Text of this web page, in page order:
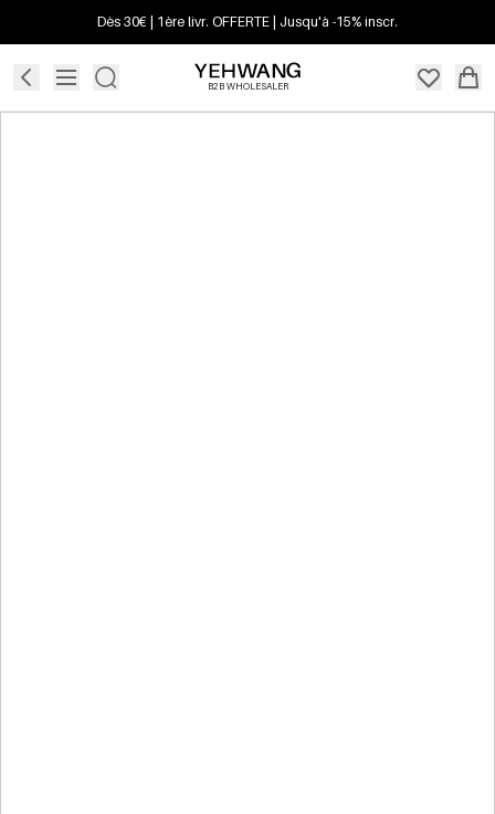
Dès 30€ | 1ère livr. OFFERTE | Jusqu'à -15% inscr.
B2B WHOLESALER